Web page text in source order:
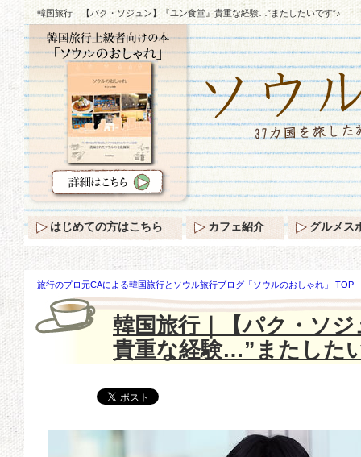
韓国旅行｜【パク・ソジュン】『ユン食堂』貴重な経験…”またしたいです”♪
旅行のプロ元CAによる韓国旅行とソウル旅行ブログ「ソウルのおしゃれ」 TOP
ン食堂』貴重な経験…”またしたいです”♪
韓国旅行｜【パク・ソ
貴重な経験…”またした
はじめての方はこちら カフェ紹介 グルメス